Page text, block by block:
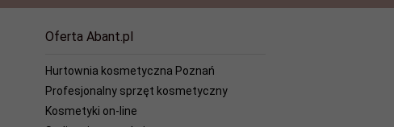
Oferta Abant.pl
Hurtownia kosmetyczna Poznań
Profesjonalny sprzęt kosmetyczny
Kosmetyki on-line